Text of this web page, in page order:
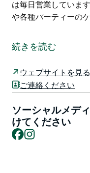
は毎日営業していま
や各種パーティーの
のみを使用し、メニ
豊かなフランス料理
ます。
ータイムにご利用い
毎週土曜日の朝には
並ぶオーガニックマ
続きを読む
ウェブサイトを見る
ご連絡ください
ソーシャルメデ
けてください
Facebook